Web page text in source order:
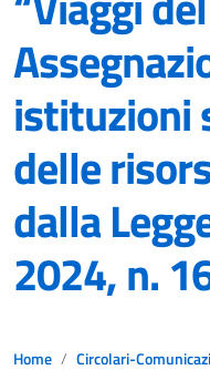
istituzioni
delle
dalla
2024, n.
Home
Circolari-